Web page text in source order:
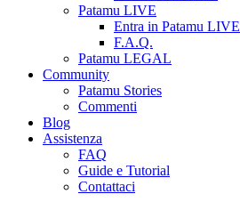
Patamu LIVE
Entra in Patamu LIVE
F.A.Q.
Patamu LEGAL
Community
Patamu Stories
Commenti
Blog
Assistenza
FAQ
Guide e Tutorial
Contattaci